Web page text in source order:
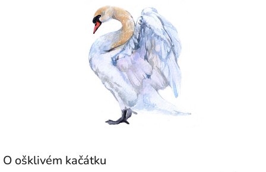
O ošklivém kačátku